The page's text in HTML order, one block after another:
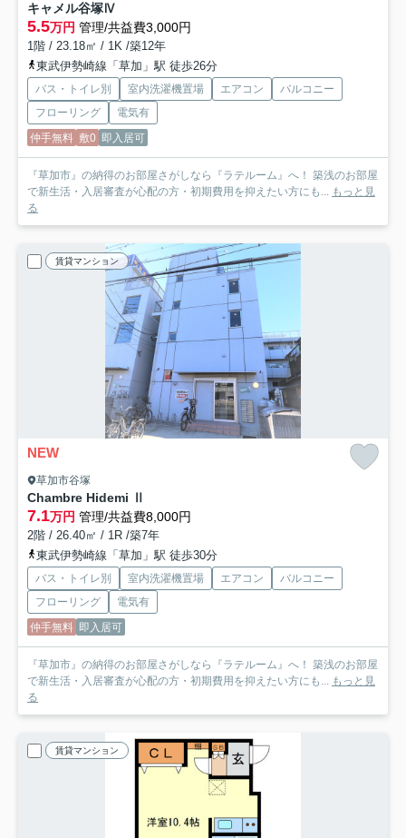
キャメル谷塚Ⅳ
5.5万円 管理/共益費3,000円
1階 / 23.18㎡ / 1K /築12年
東武伊勢崎線「草加」駅 徒歩26分
バス・トイレ別 室内洗濯機置場 エアコン
バルコニー
フローリング
電気有
仲手無料 敷0 即入居可
『草加市』の納得のお部屋さがしなら『ラテルーム』へ！ 築浅のお部屋
で新生活・入居審査が心配の方・初期費用を抑えたい方にも... もっと見
る
賃貸マンション
NEW
草加市谷塚
Chambre Hidemi Ⅱ
7.1万円 管理/共益費8,000円
2階 / 26.40㎡ / 1R /築7年
東武伊勢崎線「草加」駅 徒歩30分
バス・トイレ別 室内洗濯機置場 エアコン
バルコニー
フローリング
電気有
仲手無料 即入居可
『草加市』の納得のお部屋さがしなら『ラテルーム』へ！ 築浅のお部屋
で新生活・入居審査が心配の方・初期費用を抑えたい方にも... もっと見
る
賃貸マンション